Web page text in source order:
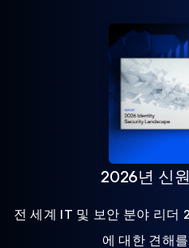
2026년 신
전 세계 IT 및 보안 분야 리더
에 대한 견해